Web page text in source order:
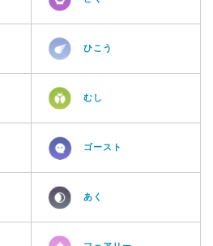
ひこう
むし
ゴースト
あく